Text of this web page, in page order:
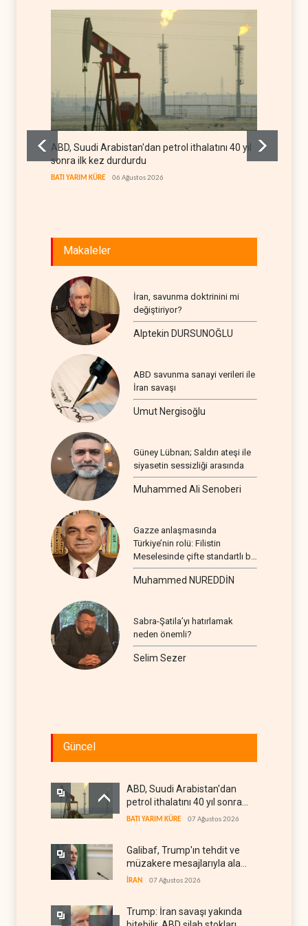
ABD, Suudi Arabistan'dan petrol ithalatını 40 yıl
sonra ilk kez durdurdu
BATI YARIM KÜRE 06 Ağustos 2026
Makaleler
İran, savunma doktrinini mi
değiştiriyor?
Alptekin DURSUNOĞLU
ABD savunma sanayi verileri ile
İran savaşı
Umut Nergisoğlu
Güney Lübnan; Saldırı ateşi ile
siyasetin sessizliği arasında
Muhammed Ali Senoberi
Gazze anlaşmasında
Türkiye’nin rolü: Filistin
Meselesinde çifte standartlı bir
seyir
Muhammed NUREDDİN
Sabra-Şatila’yı hatırlamak
neden önemli?
Selim Sezer
Güncel
ABD, Suudi Arabistan'dan
petrol ithalatını 40 yıl sonra
ilk kez durdurdu
BATI YARIM KÜRE 07 Ağustos 2026
Galibaf, Trump'ın tehdit ve
müzakere mesajlarıyla alay
etti
İRAN 07 Ağustos 2026
Trump: İran savaşı yakında